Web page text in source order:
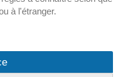
à l'étranger.